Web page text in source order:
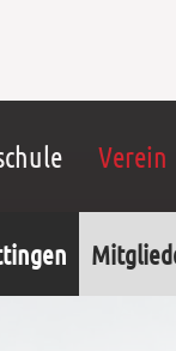
Verein